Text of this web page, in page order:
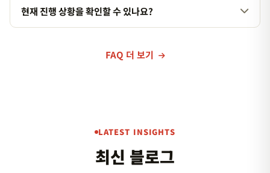
기 계약 시 할인 혜택이 있습니다.
현재 진행 상황을 확인할 수 있나요?
를 통해 확인하실 수 있습니다.FAQ 더 보기
LATEST INSIGHTS
최신 블로그